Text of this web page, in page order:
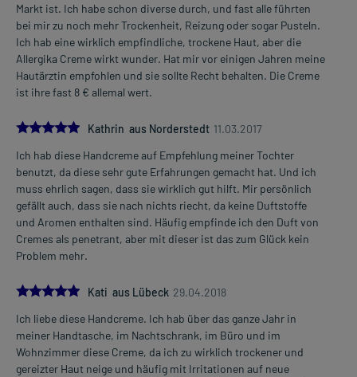
Markt ist. Ich habe schon diverse durch, und fast alle führten
bei mir zu noch mehr Trockenheit, Reizung oder sogar Pusteln.
Ich hab eine wirklich empfindliche, trockene Haut, aber die
Allergika Creme wirkt wunder. Hat mir vor einigen Jahren meine
Hautärztin empfohlen und sie sollte Recht behalten. Die Creme
ist ihre fast 8 € allemal wert.
5.0
Kathrin aus Norderstedt 11.03.2017
Ich hab diese Handcreme auf Empfehlung meiner Tochter
benutzt, da diese sehr gute Erfahrungen gemacht hat. Und ich
muss ehrlich sagen, dass sie wirklich gut hilft. Mir persönlich
gefällt auch, dass sie nach nichts riecht, da keine Duftstoffe
und Aromen enthalten sind. Häufig empfinde ich den Duft von
Cremes als penetrant, aber mit dieser ist das zum Glück kein
Problem mehr.
5.0
Kati aus Lübeck 29.04.2018
Ich liebe diese Handcreme. Ich hab über das ganze Jahr in
meiner Handtasche, im Nachtschrank, im Büro und im
Wohnzimmer diese Creme, da ich zu wirklich trockener und
gereizter Haut neige und häufig mit Irritationen auf neue